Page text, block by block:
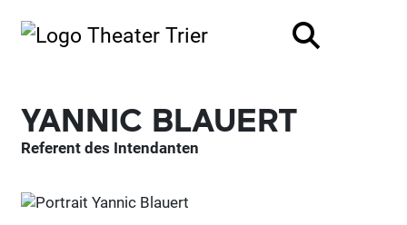
YANNIC BLAUERT
Referent des Intendanten